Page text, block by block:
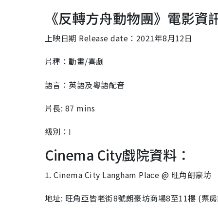
《反轉方舟動物團》電影資
上映日期 Release date：2021年8月12日
片種：動畫/喜劇
語言：英語及粵語配音
片長: 87 mins
級別：I
Cinema City戲院資料：
1. Cinema City Langham Place @ 旺角朗豪坊
地址: 旺角亞皆老街8號朗豪坊商場8至11樓 (票